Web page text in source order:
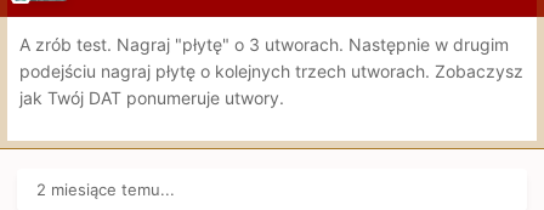
A zrób test. Nagraj "płytę" o 3 utworach. Następnie w drugim
podejściu nagraj płytę o kolejnych trzech utworach. Zobaczysz
jak Twój DAT ponumeruje utwory.
2 miesiące temu...